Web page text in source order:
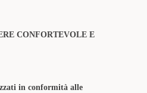
CONFORTEVOLE E
in conformità alle